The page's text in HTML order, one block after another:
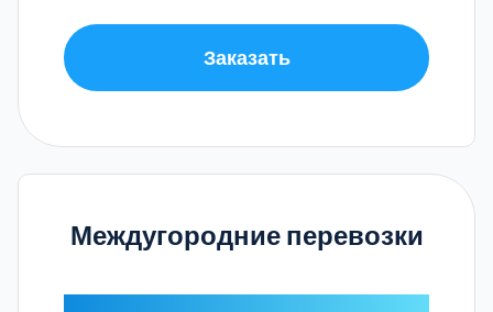
Заказать
Междугородние перевозки